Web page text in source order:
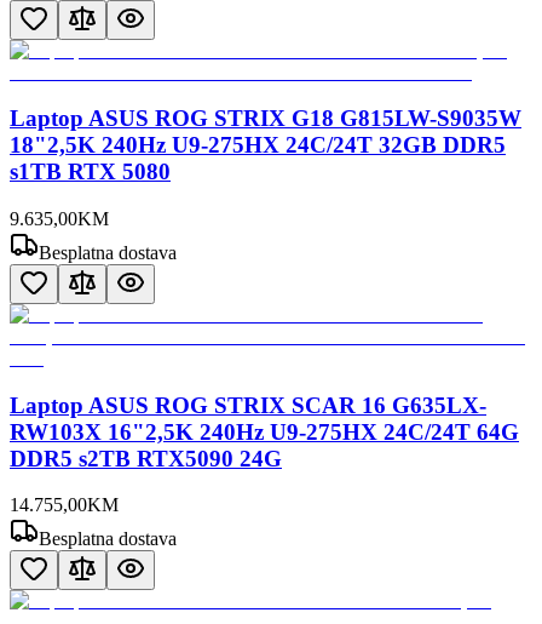
Laptop ASUS ROG STRIX G18 G815LW-S9035W
18"2,5K 240Hz U9-275HX 24C/24T 32GB DDR5
s1TB RTX 5080
9.635,00KM
Besplatna dostava
Laptop ASUS ROG STRIX SCAR 16 G635LX-
RW103X 16"2,5K 240Hz U9-275HX 24C/24T 64G
DDR5 s2TB RTX5090 24G
14.755,00KM
Besplatna dostava